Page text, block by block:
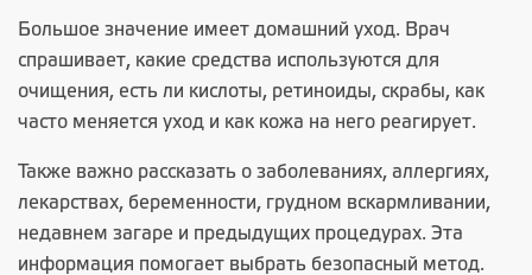
Большое значение имеет домашний уход. Врач
спрашивает, какие средства используются для
очищения, есть ли кислоты, ретиноиды, скрабы, как
часто меняется уход и как кожа на него реагирует.
Также важно рассказать о заболеваниях, аллергиях,
лекарствах, беременности, грудном вскармливании,
недавнем загаре и предыдущих процедурах. Эта
информация помогает выбрать безопасный метод.